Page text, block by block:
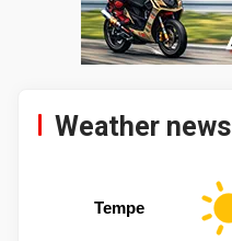
Weather news
Tempe